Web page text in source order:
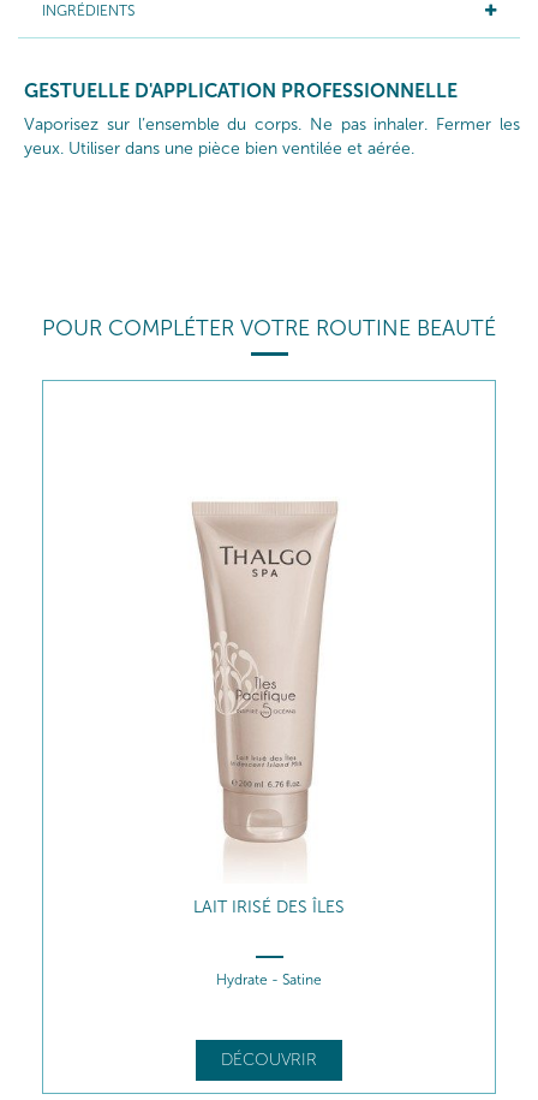
INGRÉDIENTS
GESTUELLE D'APPLICATION PROFESSIONNELLE
Vaporisez sur l’ensemble du corps. Ne pas inhaler. Fermer les
yeux. Utiliser dans une pièce bien ventilée et aérée.
POUR COMPLÉTER VOTRE ROUTINE BEAUTÉ
LAIT IRISÉ DES ÎLES
Hydrate - Satine
DÉCOUVRIR